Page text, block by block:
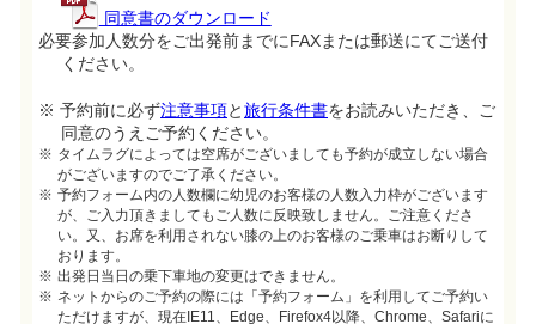
同意書のダウンロード
必要参加人数分をご出発前までにFAXまたは郵送にてご送付
ください。
※ 予約前に必ず注意事項と旅行条件書をお読みいただき、ご
同意のうえご予約ください。
タイムラグによっては空席がございましても予約が成立しない場合
がございますのでご了承ください。
予約フォーム内の人数欄に幼児のお客様の人数入力枠がございます
が、ご入力頂きましてもご人数に反映致しません。ご注意くださ
い。又、お席を利用されない膝の上のお客様のご乗車はお断りして
おります。
出発日当日の乗下車地の変更はできません。
ネットからのご予約の際には「予約フォーム」を利用してご予約い
ただけますが、現在IE11、Edge、Firefox4以降、Chrome、Safariに